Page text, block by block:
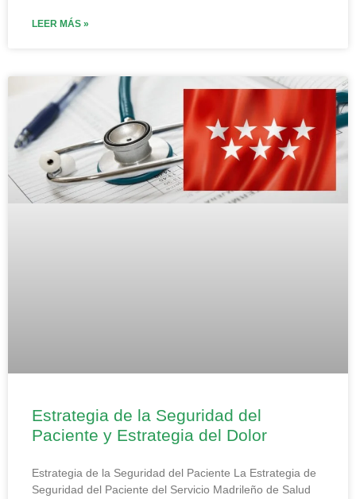
LEER MÁS »
Estrategia de la Seguridad del
Paciente y Estrategia del Dolor
Estrategia de la Seguridad del Paciente La Estrategia de
Seguridad del Paciente del Servicio Madrileño de Salud